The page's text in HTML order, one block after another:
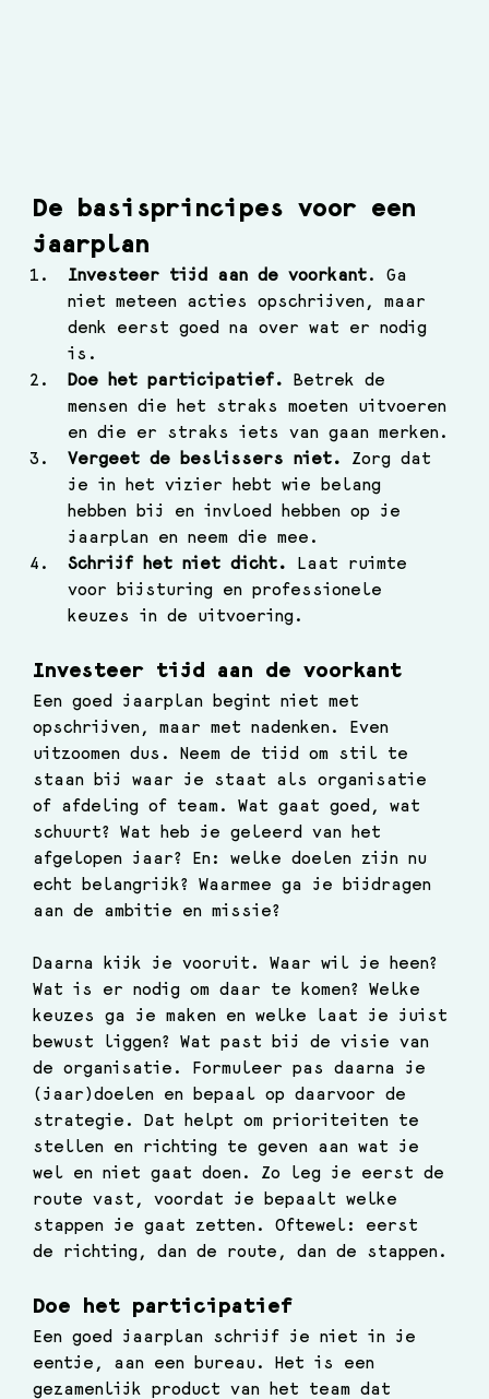
De basisprincipes voor een
jaarplan
Investeer tijd aan de voorkant. Ga
niet meteen acties opschrijven, maar
denk eerst goed na over wat er nodig
is.
Doe het participatief. Betrek de
mensen die het straks moeten uitvoeren
en die er straks iets van gaan merken.
Vergeet de beslissers niet. Zorg dat
je in het vizier hebt wie belang
hebben bij en invloed hebben op je
jaarplan en neem die mee.
Schrijf het niet dicht. Laat ruimte
voor bijsturing en professionele
keuzes in de uitvoering.
Investeer tijd aan de voorkant
Een goed jaarplan begint niet met
opschrijven, maar met nadenken. Even
uitzoomen dus. Neem de tijd om stil te
staan bij waar je staat als organisatie
of afdeling of team. Wat gaat goed, wat
schuurt? Wat heb je geleerd van het
afgelopen jaar? En: welke doelen zijn nu
echt belangrijk? Waarmee ga je bijdragen
aan de ambitie en missie?
Daarna kijk je vooruit. Waar wil je heen?
Wat is er nodig om daar te komen? Welke
keuzes ga je maken en welke laat je juist
bewust liggen? Wat past bij de visie van
de organisatie. Formuleer pas daarna je
(jaar)doelen en bepaal op daarvoor de
strategie. Dat helpt om prioriteiten te
stellen en richting te geven aan wat je
wel en niet gaat doen. Zo leg je eerst de
route vast, voordat je bepaalt welke
stappen je gaat zetten. Oftewel: eerst
de richting, dan de route, dan de stappen.
Doe het participatief
Een goed jaarplan schrijf je niet in je
eentje, aan een bureau. Het is een
gezamenlijk product van het team dat